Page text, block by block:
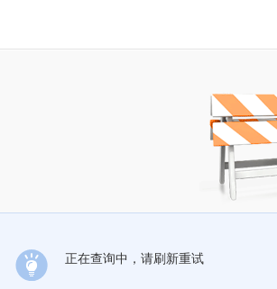
正在查询中，请刷新重试